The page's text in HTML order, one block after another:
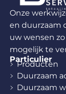
Onze
en duurzaam
uw wensen
mogelijk te
Particulier
Producten
Duurzaam
Duurzaam